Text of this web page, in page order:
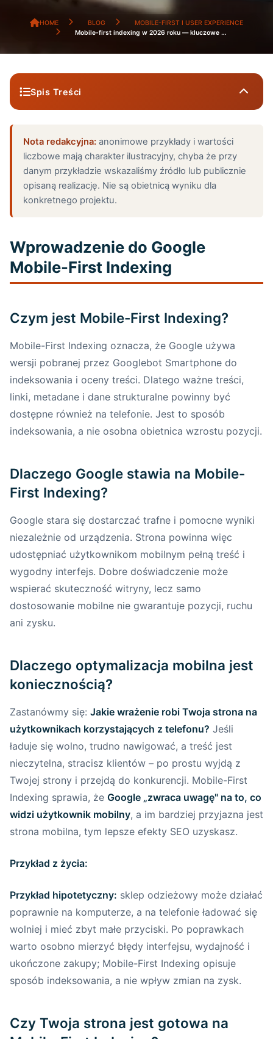
HOME BLOG
MOBILE-FIRST I USER EXPERIENCE
Mobile-first indexing w 2026 roku — kluczowe kroki optymalizacji strony
Nota redakcyjna: anonimowe przykłady i wartości
liczbowe mają charakter ilustracyjny, chyba że przy
danym przykładzie wskazaliśmy źródło lub publicznie
opisaną realizację. Nie są obietnicą wyniku dla
konkretnego projektu.
Wprowadzenie do Google
Mobile-First Indexing
Czym jest Mobile-First Indexing?
Mobile-First Indexing oznacza, że Google używa
wersji pobranej przez Googlebot Smartphone do
indeksowania i oceny treści. Dlatego ważne treści,
linki, metadane i dane strukturalne powinny być
dostępne również na telefonie. Jest to sposób
indeksowania, a nie osobna obietnica wzrostu pozycji.
Dlaczego Google stawia na Mobile-
First Indexing?
Google stara się dostarczać trafne i pomocne wyniki
niezależnie od urządzenia. Strona powinna więc
udostępniać użytkownikom mobilnym pełną treść i
wygodny interfejs. Dobre doświadczenie może
wspierać skuteczność witryny, lecz samo
dostosowanie mobilne nie gwarantuje pozycji, ruchu
ani zysku.
Dlaczego optymalizacja mobilna jest
koniecznością?
Zastanówmy się: Jakie wrażenie robi Twoja strona na
użytkownikach korzystających z telefonu? Jeśli
ładuje się wolno, trudno nawigować, a treść jest
nieczytelna, stracisz klientów – po prostu wyjdą z
Twojej strony i przejdą do konkurencji. Mobile-First
Indexing sprawia, że Google „zwraca uwagę" na to, co
widzi użytkownik mobilny, a im bardziej przyjazna jest
strona mobilna, tym lepsze efekty SEO uzyskasz.
Przykład z życia:
Przykład hipotetyczny: sklep odzieżowy może działać
poprawnie na komputerze, a na telefonie ładować się
wolniej i mieć zbyt małe przyciski. Po poprawkach
warto osobno mierzyć błędy interfejsu, wydajność i
ukończone zakupy; Mobile-First Indexing opisuje
sposób indeksowania, a nie wpływ zmian na zysk.
Czy Twoja strona jest gotowa na
Spis Treści
Wprowadzenie do Google Mobile-First
Indexing
Czym jest Mobile-First Indexing?
Dlaczego optymalizacja mobilna jest
koniecznością?
Mobile-First Indexing?
Dlaczego mobile-first indexing pozostaje
ważny w 2026 roku?
Wpływ Mobile-First Indexing na
algorytmy Google
Optymalizacja mobilna jako klucz do
Dlaczego warto już dziś dostosować
stronę do wymagań Mobile-First?
Audyt mobilny strony – jak sprawdzić jej
Jak przeprowadzić audyt mobilny –
krok po kroku
Zadbaj o profesjonalny audyt z
creationX
Responsywny Design (RWD) jako fundament
mobilnej optymalizacji
Czym jest responsywny design (RWD) i
dlaczego jest tak ważny?
Jak wdrożyć RWD, aby zapewnić
wygodne wyświetlanie treści?
pomogło małej firmie przyciągnąć
Skorzystaj z profesjonalnego wsparcia
creationX przy wdrażaniu RWD
Zwiększenie szybkości ładowania strony na
urządzeniach mobilnych
jest kluczowa?